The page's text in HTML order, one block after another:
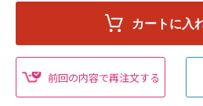
前回の内容で再注文する